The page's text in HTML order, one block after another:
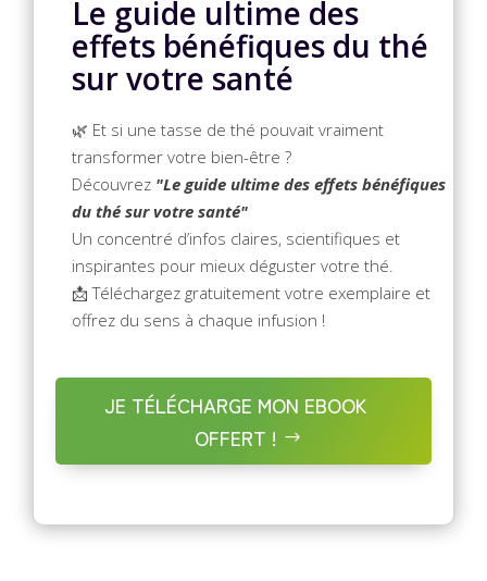
Le guide ultime des
effets bénéfiques du thé
sur votre santé
🌿 Et si une tasse de thé pouvait vraiment
transformer votre bien-être ?
Découvrez "Le guide ultime des effets bénéfiques
du thé sur votre santé"
Un concentré d’infos claires, scientifiques et
inspirantes pour mieux déguster votre thé.
📩 Téléchargez gratuitement votre exemplaire et
offrez du sens à chaque infusion !
JE TÉLÉCHARGE MON EBOOK
OFFERT !